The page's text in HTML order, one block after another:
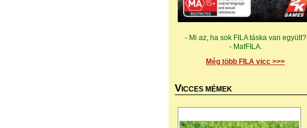
- Mi az, ha sok FILA táska van együtt?
- MafFILA.
Még több FILA vicc >>>
V ICCES MÉMEK